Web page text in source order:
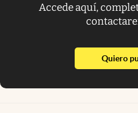
Accede aquí,
Quiero